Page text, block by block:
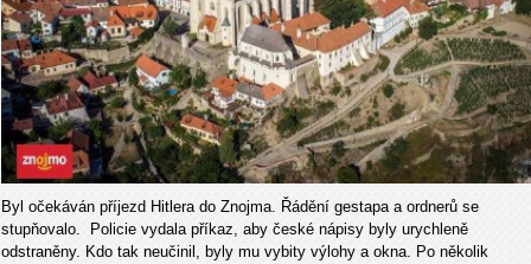
Byl očekáván příjezd Hitlera do Znojma. Řádění gestapa a ordnerů se
stupňovalo. Policie vydala příkaz, aby české nápisy byly urychleně
odstraněny. Kdo tak neučinil, byly mu vybity výlohy a okna. Po několik